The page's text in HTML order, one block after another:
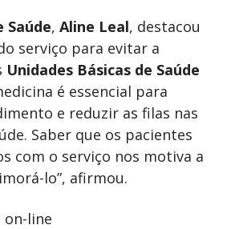
Saúde, Aline Leal, destacou
serviço para evitar a
Unidades Básicas de Saúde
é essencial para
e reduzir as filas nas
Saber que os pacientes
com o serviço nos motiva a
lo”, afirmou.
line